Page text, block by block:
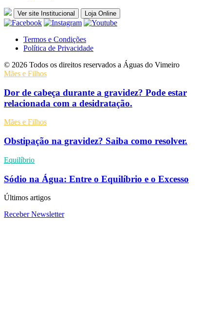
Ver site Institucional Loja Online
Termos e Condições
Política de Privacidade
© 2026 Todos os direitos reservados a Águas do Vimeiro
Mães e Filhos
Dor de cabeça durante a gravidez? Pode estar
relacionada com a desidratação.
Mães e Filhos
Obstipação na gravidez? Saiba como resolver.
Equilíbrio
Sódio na Água: Entre o Equilíbrio e o Excesso
Últimos artigos
Receber Newsletter